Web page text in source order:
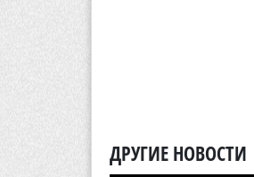
ДРУГИЕ НОВОСТИ